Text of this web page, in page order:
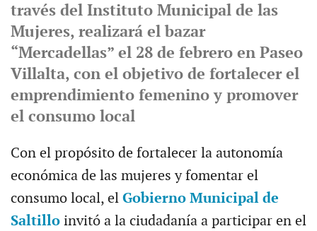
través del Instituto Municipal de las
Mujeres, realizará el bazar
“Mercadellas” el 28 de febrero en Paseo
Villalta, con el objetivo de fortalecer el
emprendimiento femenino y promover
el consumo local
Con el propósito de fortalecer la autonomía
económica de las mujeres y fomentar el
consumo local, el Gobierno Municipal de
Saltilloinvitó a la ciudadanía a participar en el